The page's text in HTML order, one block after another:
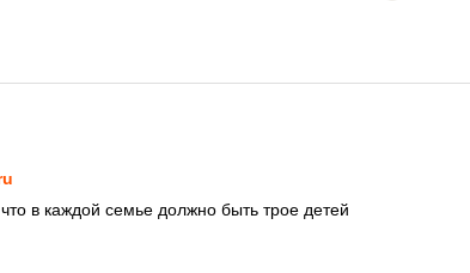
в каждой семье должно быть трое детей